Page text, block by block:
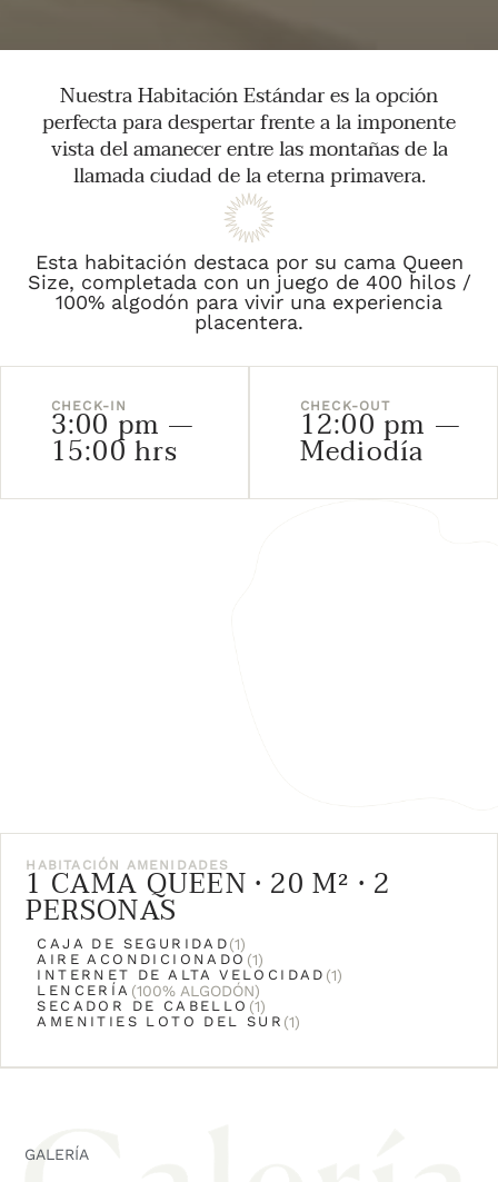
Nuestra Habitación Estándar es la opción
perfecta para despertar frente a la imponente
vista del amanecer entre las montañas de la
llamada ciudad de la eterna primavera.
Esta habitación destaca por su cama Queen
Size, completada con un juego de 400 hilos /
100% algodón para vivir una experiencia
placentera.
CHECK-IN
3:00 pm —
15:00 hrs
CHECK-OUT
12:00 pm —
Mediodía
HABITACIÓN AMENIDADES
1 CAMA QUEEN • 20 M² • 2
PERSONAS
CAJA DE SEGURIDAD (1)
AIRE ACONDICIONADO (1)
INTERNET DE ALTA VELOCIDAD (1)
LENCERÍA (100% ALGODÓN)
SECADOR DE CABELLO (1)
AMENITIES LOTO DEL SUR (1)
GALERÍA